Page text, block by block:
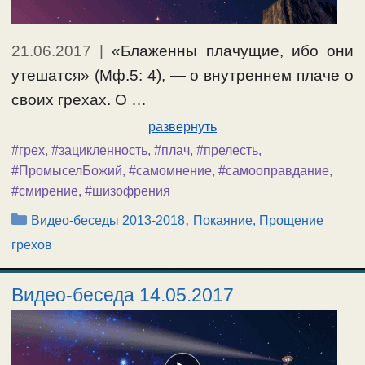
21.06.2017 |«Блаженны плачущие, ибо они
утешатся» (Мф.5: 4), — о внутреннем плаче о
своих грехах. О …
развернуть
#грех, #зацикленность, #плач, #прелесть,
#ПромыселБожий, #самомнение, #самооправдание,
#смирение, #шизофрения
Рубрики
Видео-беседы 2013-2018, Покаяние, Прощение
грехов
Видео-беседа 14.05.2017